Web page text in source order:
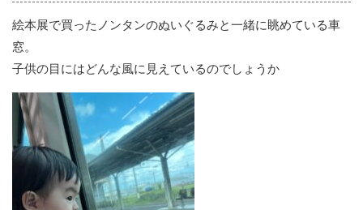
絵本展で買ったノンタンのぬいぐるみと一緒に眺めている車
窓。
子供の目にはどんな風に見えているのでしょうか